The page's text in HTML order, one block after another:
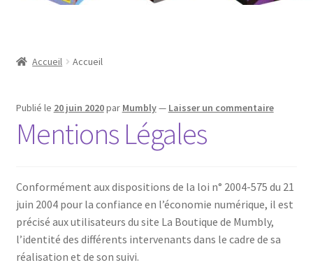
Mon compte
Panier
Accueil Accueil
Publié le 20 juin 2020par Mumbly— Laisser un commentaire
Mentions Légales
Conformément aux dispositions de la loi n° 2004-575 du 21
juin 2004 pour la confiance en l’économie numérique, il est
précisé aux utilisateurs du site La Boutique de Mumbly,
l’identité des différents intervenants dans le cadre de sa
réalisation et de son suivi.